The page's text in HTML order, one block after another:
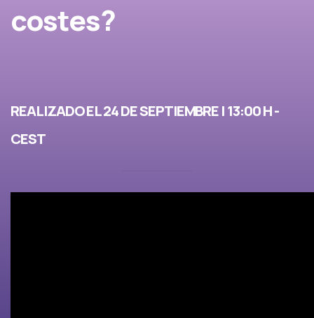
costes?
REALIZADO EL 24 DE SEPTIEMBRE | 13:00 H -
CEST